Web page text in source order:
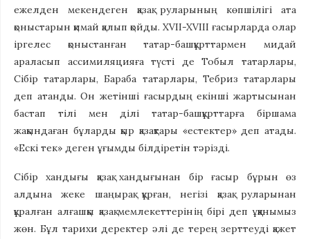
ежелден мекендеген қазақ руларының көпшілігі ата
қоныстарын қимай қалып қойды. XVII-XVIII ғасырларда олар
іргелес қоныстанған татар-башқұрттармен мидай
араласып ассимиляцияға түсті де Тобыл татарлары,
Сібір татарлары, Бараба татарлары, Тебриз татарлары
деп атанды. Он жетінші ғасырдың екінші жартысынан
бастап тілі мен ділі татар-башқұрттарға біршама
жақындаған бұларды қыр қазақтары «естектер» деп атады.
«Ескі тек» деген ұғымды білдіретін тәрізді.
Сібір хандығы қазақ хандығынан бір ғасыр бұрын өз
алдына жеке шаңырақ құрған, негізі қазақ руларынан
құралған алғашқы қазақ мемлекеттерінің бірі деп ұққанымыз
жөн. Бұл тарихи деректер әлі де терең зерттеуді қажет